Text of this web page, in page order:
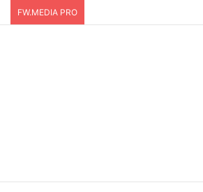
FW.MEDIA PRO